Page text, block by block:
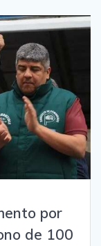
por
de 100